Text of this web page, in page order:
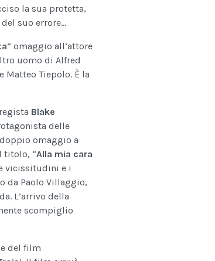
la sua protetta,
suo errore...
” omaggio all’attore
uomo di Alfred
Matteo Tiepolo. È la
Blake
delle
omaggio a
titolo, “Alla mia cara
vicissitudini e i
da Paolo Villaggio,
L’arrivo della
scompiglio
del film